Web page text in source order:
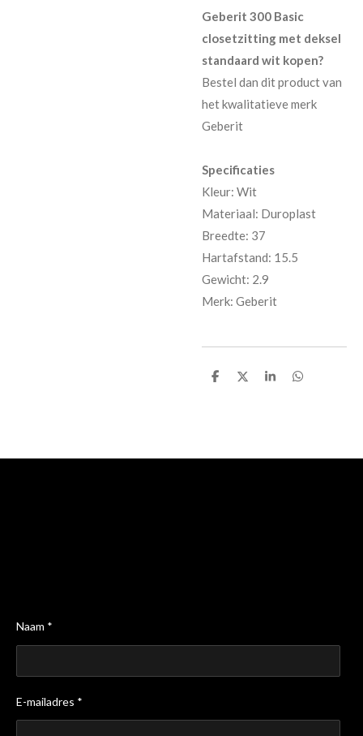
Geberit 300 Basic
closetzitting met deksel
standaard wit kopen?
Bestel dan dit product van
het kwalitatieve merk
Geberit
Specificaties
Kleur: Wit
Materiaal: Duroplast
Breedte: 37
Hartafstand: 15.5
Gewicht: 2.9
Merk: Geberit
D
D
S
D
Naam *
E-mailadres *